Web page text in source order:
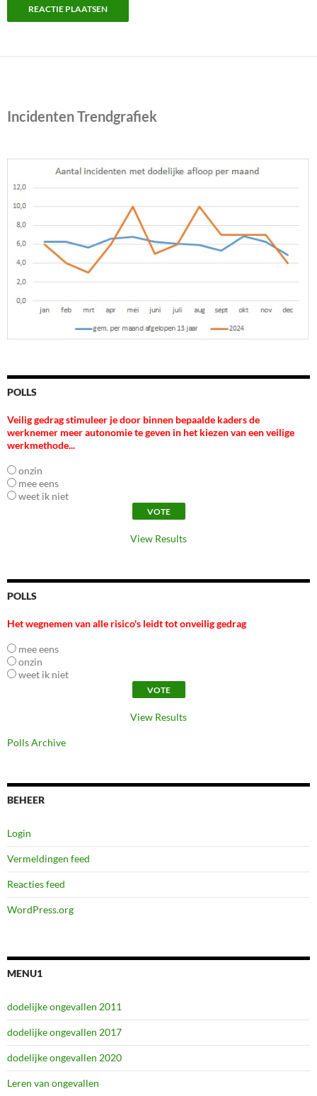
Incidenten Trendgrafiek
POLLS
Veilig gedrag stimuleer je door binnen bepaalde kaders de
werknemer meer autonomie te geven in het kiezen van een veilige
werkmethode...
onzin
mee eens
weet ik niet
View Results
POLLS
Het wegnemen van alle risico's leidt tot onveilig gedrag
mee eens
onzin
weet ik niet
View Results
Polls Archive
BEHEER
Login
Vermeldingen feed
Reacties feed
WordPress.org
MENU1
dodelijke ongevallen 2011
dodelijke ongevallen 2017
dodelijke ongevallen 2020
Leren van ongevallen